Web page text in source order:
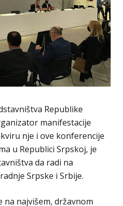
Republike
manifestacije
nje i ove konferencije
u Republici Srpskoj, je
da radi na
Srpske i Srbije.
na najvišem, državnom